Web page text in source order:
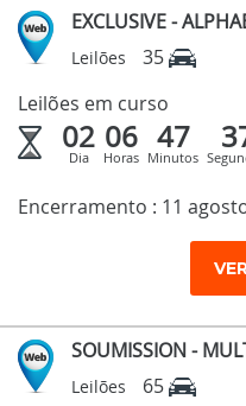
EXCLUSIVE -
Leilões
35
Leilões em curso
02
Dia
06
Horas
47
Minutos
Encerramento : 11
SOUMISSION -
Leilões
65